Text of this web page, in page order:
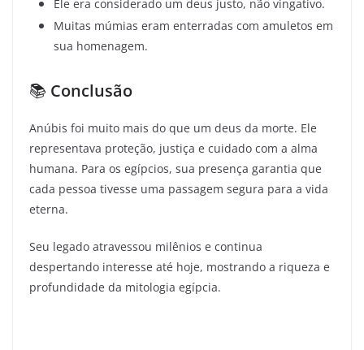
Ele era considerado um deus justo, não vingativo.
Muitas múmias eram enterradas com amuletos em
sua homenagem.
📚 Conclusão
Anúbis foi muito mais do que um deus da morte. Ele
representava proteção, justiça e cuidado com a alma
humana. Para os egípcios, sua presença garantia que
cada pessoa tivesse uma passagem segura para a vida
eterna.
Seu legado atravessou milênios e continua
despertando interesse até hoje, mostrando a riqueza e
profundidade da mitologia egípcia.